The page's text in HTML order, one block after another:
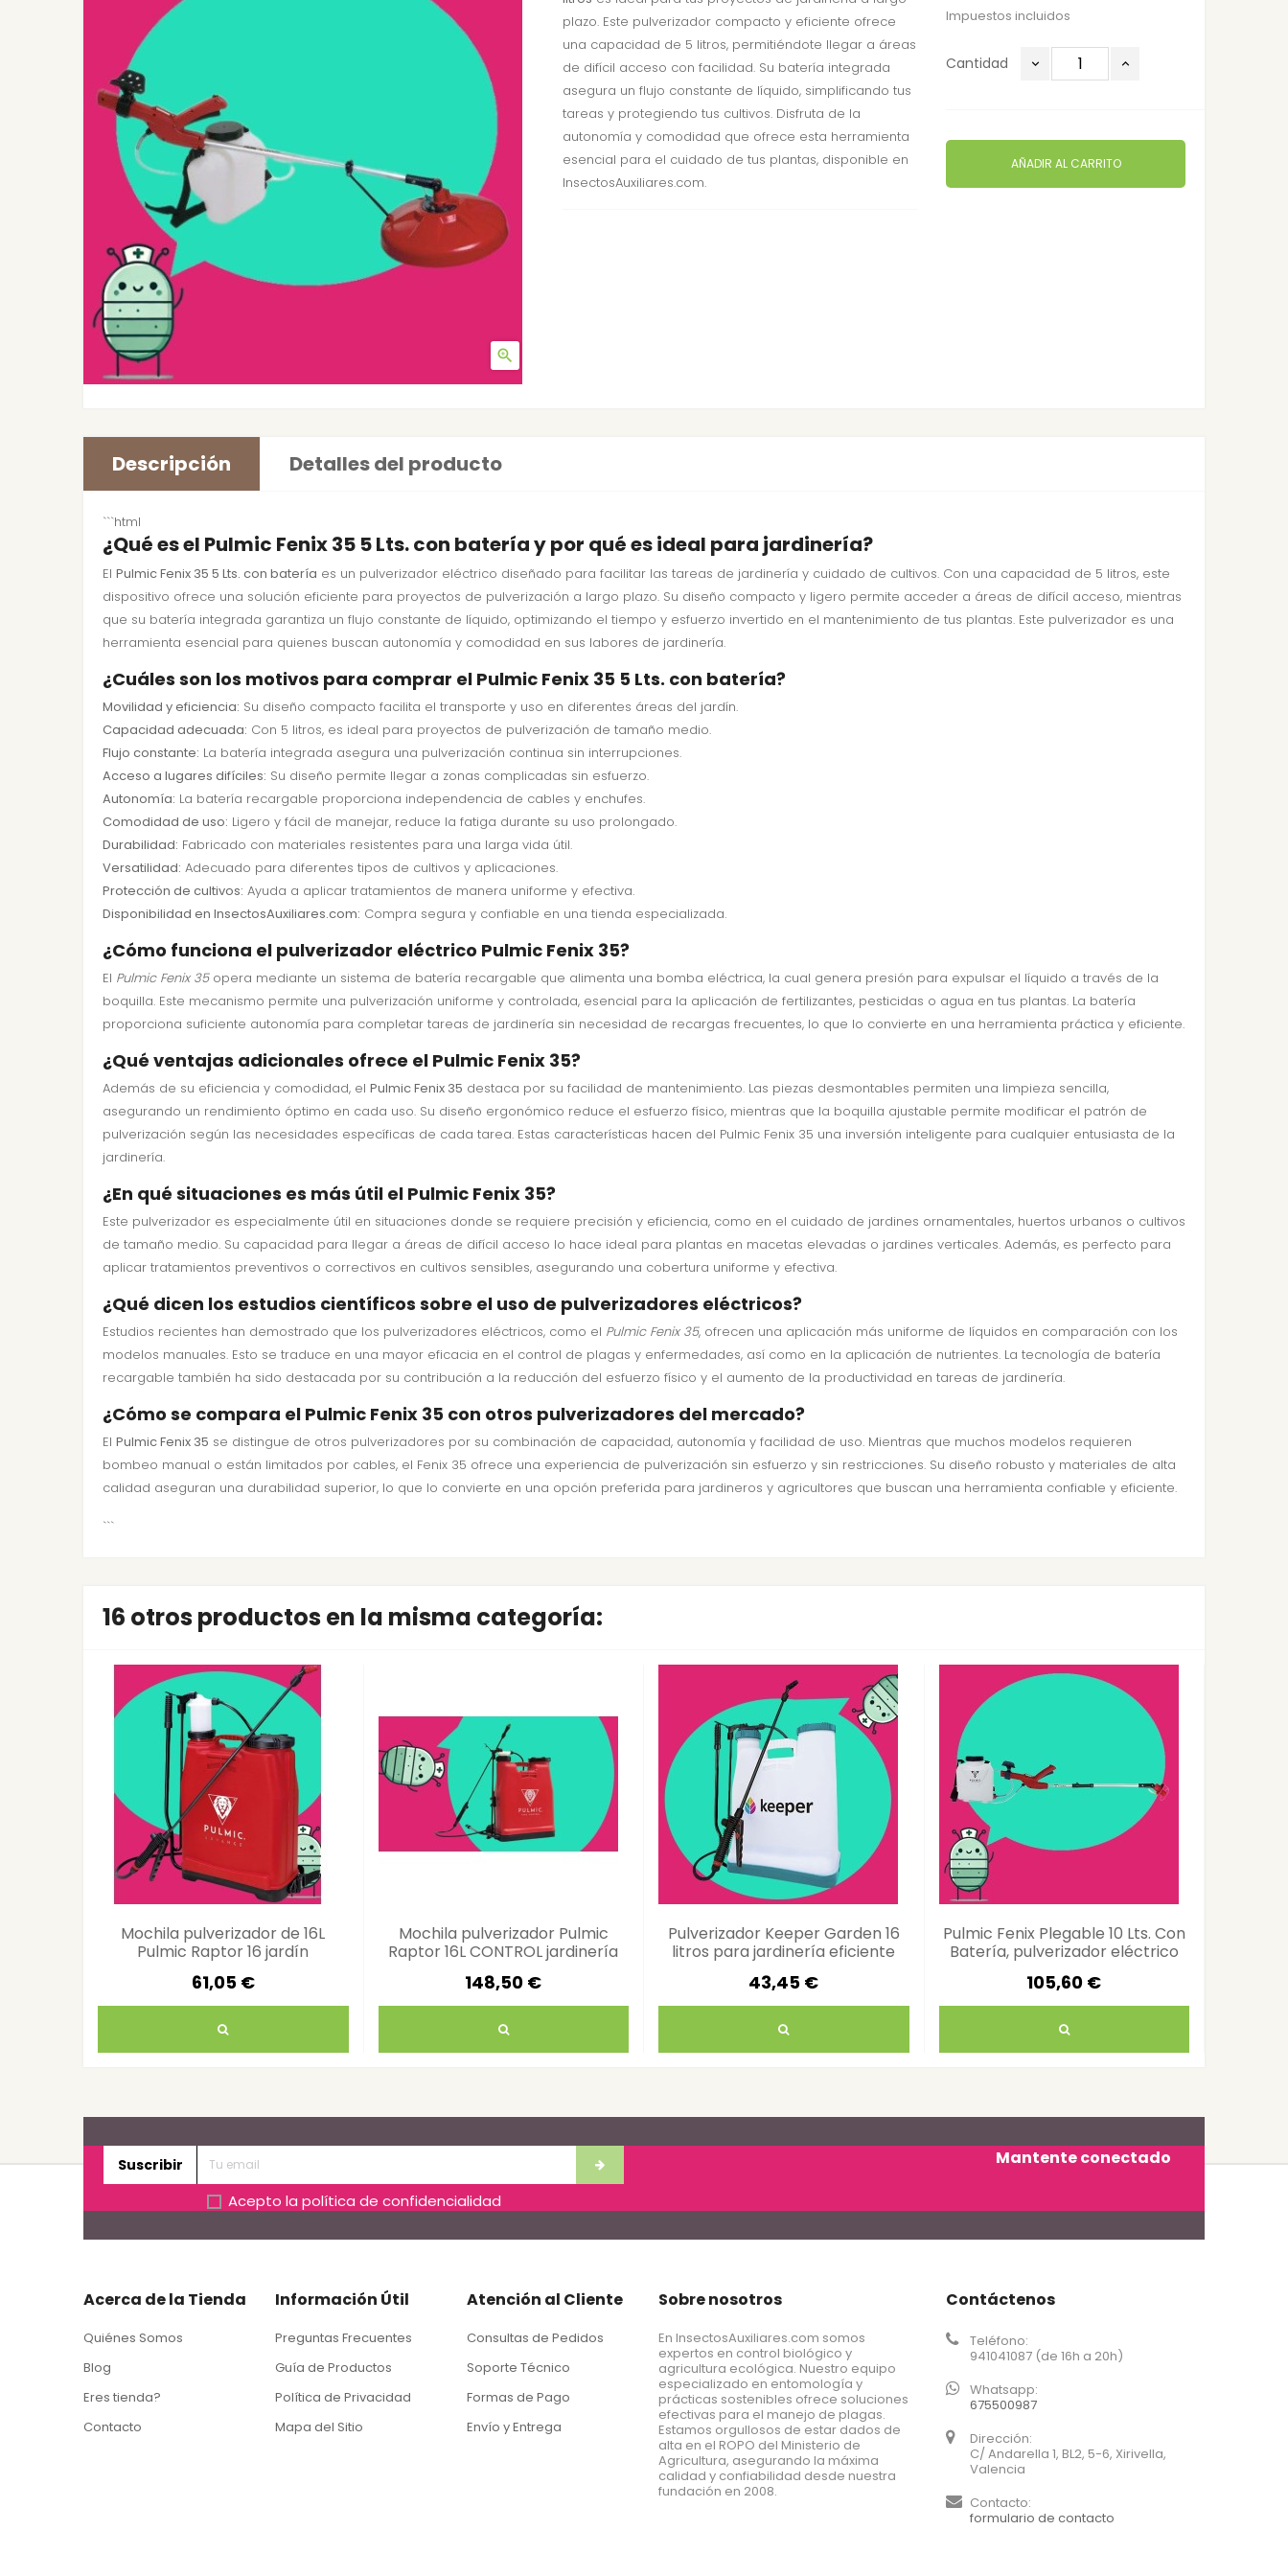

Impuestos incluidos
Cantidad
AÑADIR AL CARRITO
plazo. Este pulverizador compacto y eficiente ofrece
una capacidad de 5 litros, permitiéndote llegar a áreas
de difícil acceso con facilidad. Su batería integrada
asegura un flujo constante de líquido, simplificando tus
tareas y protegiendo tus cultivos. Disfruta de la
autonomía y comodidad que ofrece esta herramienta
esencial para el cuidado de tus plantas, disponible en
InsectosAuxiliares.com.
Descripción Detalles del producto
```html
¿Qué es el Pulmic Fenix 35 5 Lts. con batería y por qué es ideal para jardinería?
El Pulmic Fenix 35 5 Lts. con batería es un pulverizador eléctrico diseñado para facilitar las tareas de jardinería y cuidado de cultivos. Con una capacidad de 5 litros, este
dispositivo ofrece una solución eficiente para proyectos de pulverización a largo plazo. Su diseño compacto y ligero permite acceder a áreas de difícil acceso, mientras
que su batería integrada garantiza un flujo constante de líquido, optimizando el tiempo y esfuerzo invertido en el mantenimiento de tus plantas. Este pulverizador es una
herramienta esencial para quienes buscan autonomía y comodidad en sus labores de jardinería.
¿Cuáles son los motivos para comprar el Pulmic Fenix 35 5 Lts. con batería?
Movilidad y eficiencia: Su diseño compacto facilita el transporte y uso en diferentes áreas del jardín.
Capacidad adecuada: Con 5 litros, es ideal para proyectos de pulverización de tamaño medio.
Flujo constante: La batería integrada asegura una pulverización continua sin interrupciones.
Acceso a lugares difíciles: Su diseño permite llegar a zonas complicadas sin esfuerzo.
Autonomía: La batería recargable proporciona independencia de cables y enchufes.
Comodidad de uso: Ligero y fácil de manejar, reduce la fatiga durante su uso prolongado.
Durabilidad: Fabricado con materiales resistentes para una larga vida útil.
Versatilidad: Adecuado para diferentes tipos de cultivos y aplicaciones.
Protección de cultivos: Ayuda a aplicar tratamientos de manera uniforme y efectiva.
Disponibilidad en InsectosAuxiliares.com: Compra segura y confiable en una tienda especializada.
¿Cómo funciona el pulverizador eléctrico Pulmic Fenix 35?
El Pulmic Fenix 35opera mediante un sistema de batería recargable que alimenta una bomba eléctrica, la cual genera presión para expulsar el líquido a través de la
boquilla. Este mecanismo permite una pulverización uniforme y controlada, esencial para la aplicación de fertilizantes, pesticidas o agua en tus plantas. La batería
proporciona suficiente autonomía para completar tareas de jardinería sin necesidad de recargas frecuentes, lo que lo convierte en una herramienta práctica y eficiente.
¿Qué ventajas adicionales ofrece el Pulmic Fenix 35?
Además de su eficiencia y comodidad, el Pulmic Fenix 35 destaca por su facilidad de mantenimiento. Las piezas desmontables permiten una limpieza sencilla,
asegurando un rendimiento óptimo en cada uso. Su diseño ergonómico reduce el esfuerzo físico, mientras que la boquilla ajustable permite modificar el patrón de
pulverización según las necesidades específicas de cada tarea. Estas características hacen del Pulmic Fenix 35 una inversión inteligente para cualquier entusiasta de la
jardinería.
¿En qué situaciones es más útil el Pulmic Fenix 35?
Este pulverizador es especialmente útil en situaciones donde se requiere precisión y eficiencia, como en el cuidado de jardines ornamentales, huertos urbanos o cultivos
de tamaño medio. Su capacidad para llegar a áreas de difícil acceso lo hace ideal para plantas en macetas elevadas o jardines verticales. Además, es perfecto para
aplicar tratamientos preventivos o correctivos en cultivos sensibles, asegurando una cobertura uniforme y efectiva.
¿Qué dicen los estudios científicos sobre el uso de pulverizadores eléctricos?
Estudios recientes han demostrado que los pulverizadores eléctricos, como el Pulmic Fenix 35, ofrecen una aplicación más uniforme de líquidos en comparación con los
modelos manuales. Esto se traduce en una mayor eficacia en el control de plagas y enfermedades, así como en la aplicación de nutrientes. La tecnología de batería
recargable también ha sido destacada por su contribución a la reducción del esfuerzo físico y el aumento de la productividad en tareas de jardinería.
¿Cómo se compara el Pulmic Fenix 35 con otros pulverizadores del mercado?
El Pulmic Fenix 35 se distingue de otros pulverizadores por su combinación de capacidad, autonomía y facilidad de uso. Mientras que muchos modelos requieren
bombeo manual o están limitados por cables, el Fenix 35 ofrece una experiencia de pulverización sin esfuerzo y sin restricciones. Su diseño robusto y materiales de alta
calidad aseguran una durabilidad superior, lo que lo convierte en una opción preferida para jardineros y agricultores que buscan una herramienta confiable y eficiente.
```
16 otros productos en la misma categoría:
Mochila pulverizador de 16L
Pulmic Raptor 16 jardín
61,05 €
Mochila pulverizador Pulmic
Raptor 16L CONTROL jardinería
148,50 €
Pulverizador Keeper Garden 16
litros para jardinería eficiente
43,45 €
Pulmic Fenix Plegable 10 Lts. Con
Batería, pulverizador eléctrico
105,60 €
Suscribir
Acepto la política de confidencialidad
Mantente conectado
Acerca de la Tienda
Quiénes Somos
Blog
Eres tienda?
Contacto
Información Útil
Preguntas Frecuentes
Guía de Productos
Política de Privacidad
Mapa del Sitio
Atención al Cliente
Consultas de Pedidos
Soporte Técnico
Formas de Pago
Envío y Entrega
Sobre nosotros
En InsectosAuxiliares.com somos
expertos en control biológico y
agricultura ecológica. Nuestro equipo
especializado en entomología y
prácticas sostenibles ofrece soluciones
efectivas para el manejo de plagas.
Estamos orgullosos de estar dados de
alta en el ROPO del Ministerio de
Agricultura, asegurando la máxima
calidad y confiabilidad desde nuestra
fundación en 2008.
Contáctenos
Teléfono:
941041087 (de 16h a 20h)
Whatsapp:
675500987
Dirección:
C/ Andarella 1, BL2, 5-6, Xirivella,
Valencia
Contacto:
formulario de contacto